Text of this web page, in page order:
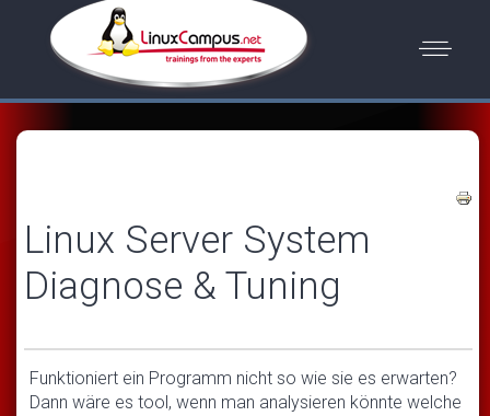
Linux Server System
Diagnose & Tuning
Funktioniert ein Programm nicht so wie sie es erwarten?
Dann wäre es tool, wenn man analysieren könnte welche